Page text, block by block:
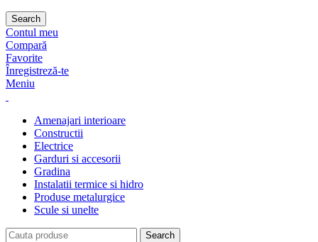
Search
Contul meu
Compară
Favorite
Înregistreză-te
Meniu
Amenajari interioare
Constructii
Electrice
Garduri si accesorii
Gradina
Instalatii termice si hidro
Produse metalurgice
Scule si unelte
Search